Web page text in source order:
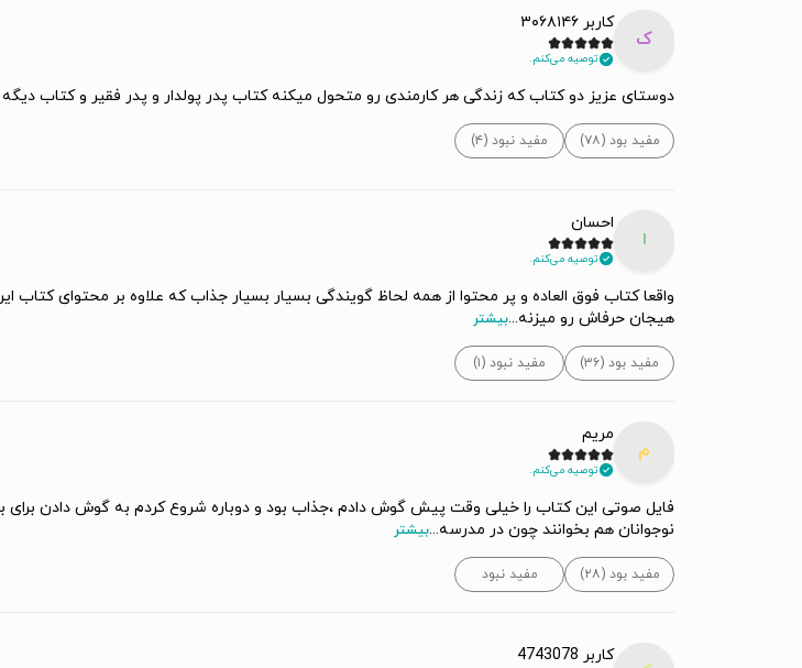
ک
کاربر ۳۰۶۸۱۴۶
توصیه می‌کنم.
دوستای عزیز دو کتاب که زندگی هر کارمندی رو متحول میکنه کتاب پدر پولدار و پدر فقیر و کتاب
مفید بود (۷۸) مفید نبود (۴)
ا
احسان
توصیه می‌کنم.
واقعا کتاب فوق العاده و پر محتوا از همه لحاظ گویندگی بسیار بسیار جذاب که علاوه بر محتوای کتاب
هیجان حرفاش رو میزنه...بیشتر
مفید بود (۳۶) مفید نبود (۱)
م
مریم
توصیه می‌کنم.
فایل صوتی این کتاب را خیلی وقت پیش گوش دادم ،جذاب بود و دوباره شروع کردم به گوش دادن برای
نوجوانان هم بخوانند چون در مدرسه...بیشتر
مفید بود (۲۸) مفید نبود
کاربر 4743078